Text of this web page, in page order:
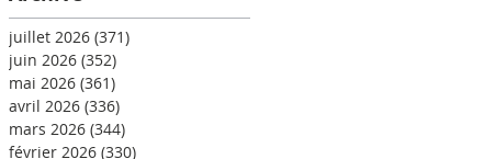
juillet 2026 (371)
juin 2026 (352)
mai 2026 (361)
avril 2026 (336)
mars 2026 (344)
février 2026 (330)